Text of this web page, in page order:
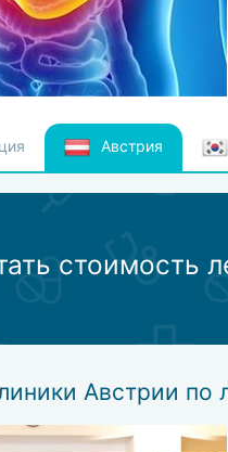
Австрия
стоимость
Австрии по